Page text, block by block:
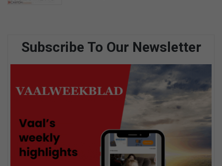
Subscribe To Our Newsletter